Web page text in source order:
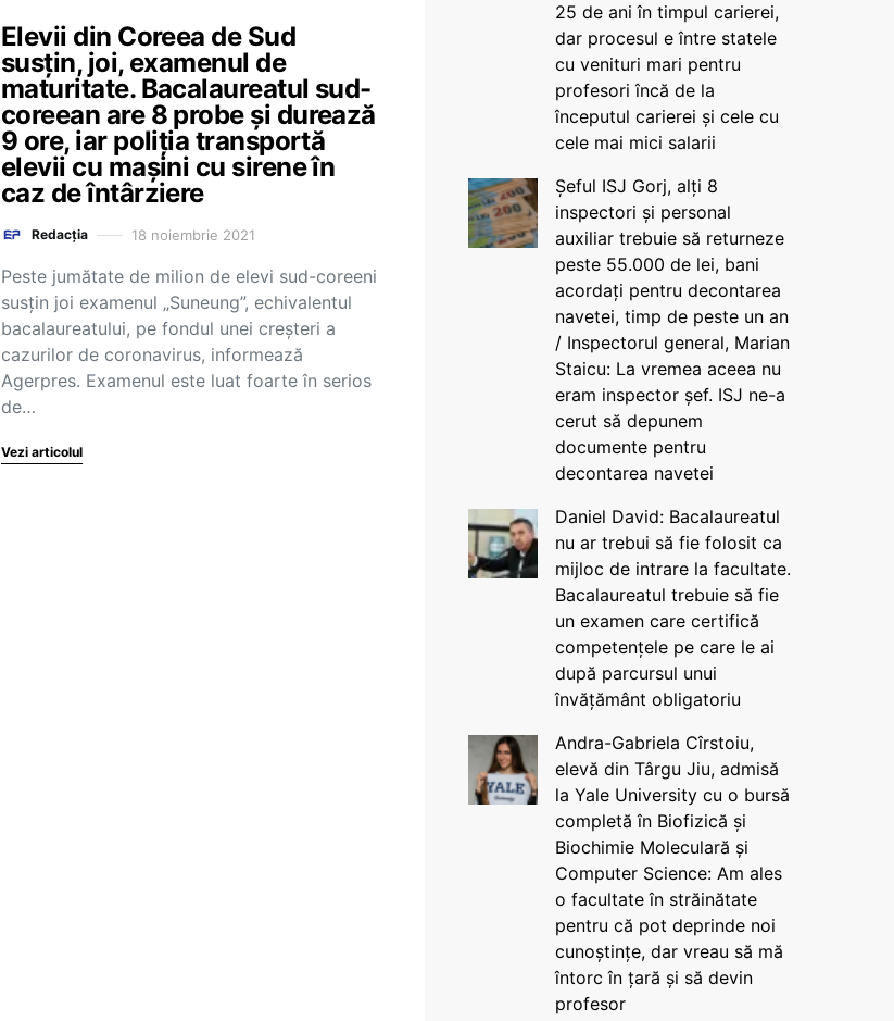
Elevii din Coreea de Sud
susțin, joi, examenul de
maturitate. Bacalaureatul sud-
coreean are 8 probe și durează
9 ore, iar poliția transportă
elevii cu mașini cu sirene în
caz de întârziere
Redacția 18 noiembrie 2021
Peste jumătate de milion de elevi sud-coreeni
susţin joi examenul „Suneung”, echivalentul
bacalaureatului, pe fondul unei creșteri a
cazurilor de coronavirus, informează
Agerpres. Examenul este luat foarte în serios
de…
Vezi articolul
25 de ani în timpul carierei,
dar procesul e între statele
cu venituri mari pentru
profesori încă de la
începutul carierei și cele cu
cele mai mici salarii
Șeful ISJ Gorj, alți 8
inspectori și personal
auxiliar trebuie să returneze
peste 55.000 de lei, bani
acordați pentru decontarea
navetei, timp de peste un an
/ Inspectorul general, Marian
Staicu: La vremea aceea nu
eram inspector șef. ISJ ne-a
cerut să depunem
documente pentru
decontarea navetei
Daniel David: Bacalaureatul
nu ar trebui să fie folosit ca
mijloc de intrare la facultate.
Bacalaureatul trebuie să fie
un examen care certifică
competențele pe care le ai
după parcursul unui
învățământ obligatoriu
Andra-Gabriela Cîrstoiu,
elevă din Târgu Jiu, admisă
la Yale University cu o bursă
completă în Biofizică și
Biochimie Moleculară și
Computer Science: Am ales
o facultate în străinătate
pentru că pot deprinde noi
cunoștințe, dar vreau să mă
întorc în țară și să devin
profesor